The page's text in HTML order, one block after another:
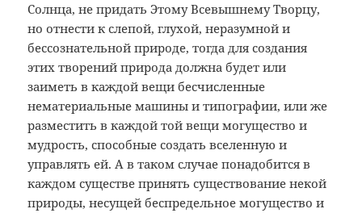
Солнца, не придать Этому Всевышнему Творцу,
но отнести к слепой, глухой, неразумной и
бессознательной природе, тогда для создания
этих творений природа должна будет или
заиметь в каждой вещи бесчисленные
нематериальные машины и типографии, или же
разместить в каждой той вещи могущество и
мудрость, способные создать вселенную и
управлять ей. А в таком случае понадобится в
каждом существе принять существование некой
природы, несущей беспредельное могущество и